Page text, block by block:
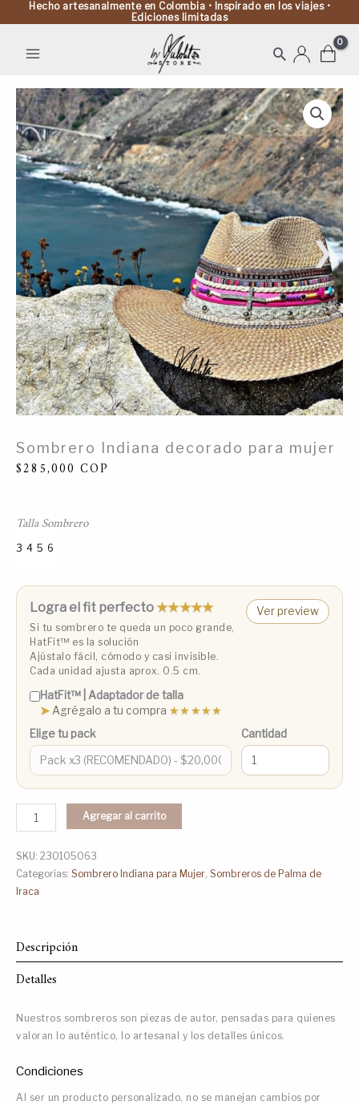
Hecho artesanalmente en Colombia • Inspirado en los viajes •
Ediciones limitadas
Buscar
❯
Sombrero Indiana decorado para mujer
$285,000 COP
Talla Sombrero
3 4 5 6
Logra el fit perfecto★★★★★
Si tu sombrero te queda un poco grande,
HatFit™️ es la solución
Ajústalo fácil, cómodo y casi invisible.
Cada unidad ajusta aprox. 0.5 cm.
Ver preview
HatFit™️ | Adaptador de talla
➤Agrégalo a tu compra ★★★★★
Elige tu pack
Cantidad
Sombrero
Indiana
decorado
para
mujer
cantidad
Agregar al carrito
SKU: 230105063
Categorías: Sombrero Indiana para Mujer, Sombreros de Palma de
Iraca
Descripción
Detalles
Nuestros sombreros son piezas de autor, pensadas para quienes
valoran lo auténtico, lo artesanal y los detalles únicos.
Condiciones
Al ser un producto personalizado, no se manejan cambios por